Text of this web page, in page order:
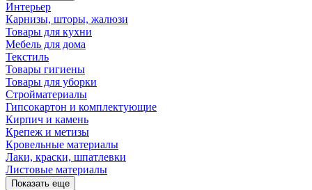
Интерьер
Карнизы, шторы, жалюзи
Товары для кухни
Мебель для дома
Текстиль
Товары гигиены
Товары для уборки
Стройматериалы
Гипсокартон и комплектующие
Кирпич и камень
Крепеж и метизы
Кровельные материалы
Лаки, краски, шпатлевки
Листовые материалы
Показать еще